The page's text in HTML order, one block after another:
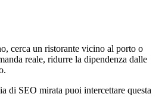
cerca un ristorante vicino al porto o
reale, ridurre la dipendenza dalle
di SEO mirata puoi intercettare questa